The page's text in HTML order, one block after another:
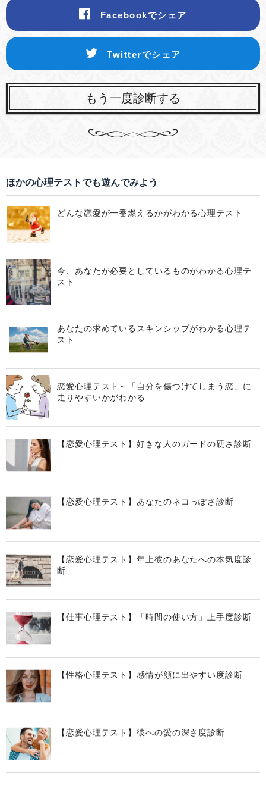
Facebookでシェア
Twitterでシェア
もう一度診断する
ほかの心理テストでも遊んでみよう
どんな恋愛が一番燃えるかがわかる心理テスト
今、あなたが必要としているものがわかる心理テ
スト
あなたの求めているスキンシップがわかる心理テ
スト
恋愛心理テスト～「自分を傷つけてしまう恋」に
走りやすいかがわかる
【恋愛心理テスト】好きな人のガードの硬さ診断
【恋愛心理テスト】あなたのネコっぽさ診断
【恋愛心理テスト】年上彼のあなたへの本気度診
断
【仕事心理テスト】「時間の使い方」上手度診断
【性格心理テスト】感情が顔に出やすい度診断
【恋愛心理テスト】彼への愛の深さ度診断